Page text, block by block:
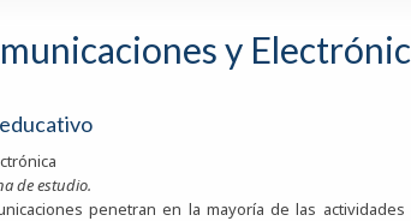
y
de estudio.
penetran en la mayoría de las